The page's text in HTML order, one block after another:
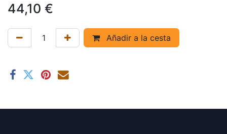
44,10 €
Añadir a la cesta